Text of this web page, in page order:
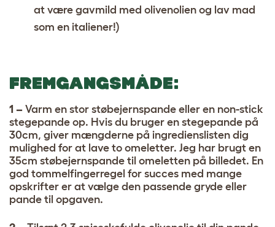
at være gavmild med olivenolien og lav mad
som en italiener!)
FREMGANGSMÅDE:
1 – Varm en stor støbejernspande eller en non-stick
stegepande op. Hvis du bruger en stegepande på
30cm, giver mængderne på ingredienslisten dig
mulighed for at lave to omeletter. Jeg har brugt en
35cm støbejernspande til omeletten på billedet. En
god tommelfingerregel for succes med mange
opskrifter er at vælge den passende gryde eller
pande til opgaven.